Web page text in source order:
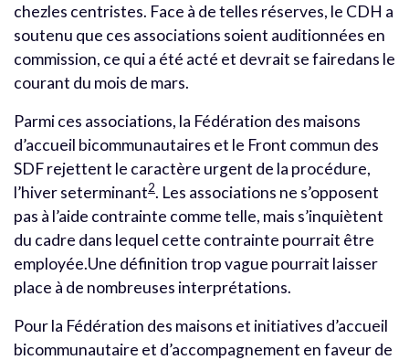
chezles centristes. Face à de telles réserves, le CDH a
soutenu que ces associations soient auditionnées en
commission, ce qui a été acté et devrait se fairedans le
courant du mois de mars.
Parmi ces associations, la Fédération des maisons
d’accueil bicommunautaires et le Front commun des
SDF rejettent le caractère urgent de la procédure,
l’hiver seterminant2. Les associations ne s’opposent
pas à l’aide contrainte comme telle, mais s’inquiètent
du cadre dans lequel cette contrainte pourrait être
employée.Une définition trop vague pourrait laisser
place à de nombreuses interprétations.
Pour la Fédération des maisons et initiatives d’accueil
bicommunautaire et d’accompagnement en faveur de